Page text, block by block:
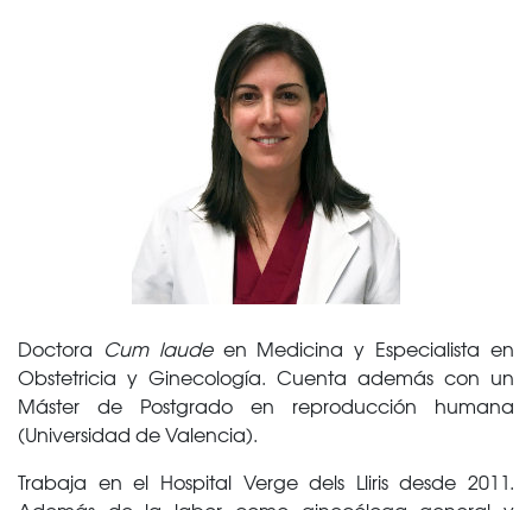
Doctora Cum laudeen Medicina y Especialista en
Obstetricia y Ginecología. Cuenta además con un
Máster de Postgrado en reproducción humana
(Universidad de Valencia).
Trabaja en el Hospital Verge dels Lliris desde 2011.